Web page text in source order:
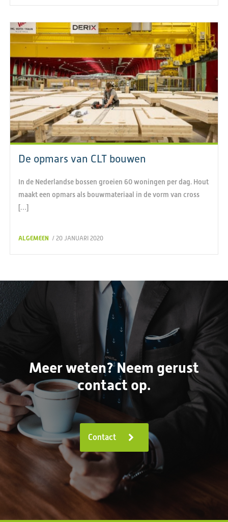
De opmars van CLT bouwen
In de Nederlandse bossen groeien 60 woningen per dag. Hout
maakt een opmars als bouwmateriaal in de vorm van cross
[…]
ALGEMEEN / 20 JANUARI 2020
Meer weten? Neem gerust
contact op.
Contact